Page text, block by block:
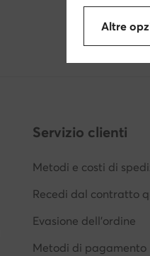
Servizio clienti
Metodi e costi di
Recedi dal contratto
Evasione dell'ordine
Metodi di pagamento
Altre